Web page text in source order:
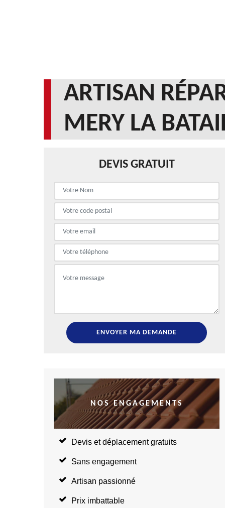
ARTISAN
MERY LA
DEVIS GRATUIT
NOS ENGAGEMENTS
Devis et déplacement gratuits
Sans engagement
Artisan passionné
Prix imbattable